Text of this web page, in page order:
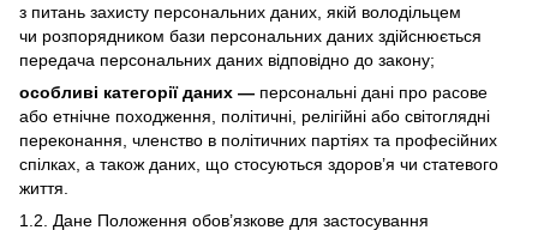
з питань захисту персональних даних, якій володільцем
чи розпорядником бази персональних даних здійснюється
передача персональних даних відповідно до закону;
особливі категорії даних — персональні дані про расове
або етнічне походження, політичні, релігійні або світоглядні
переконання, членство в політичних партіях та професійних
спілках, а також даних, що стосуються здоров’я чи статевого
життя.
1.2. Дане Положення обов’язкове для застосування